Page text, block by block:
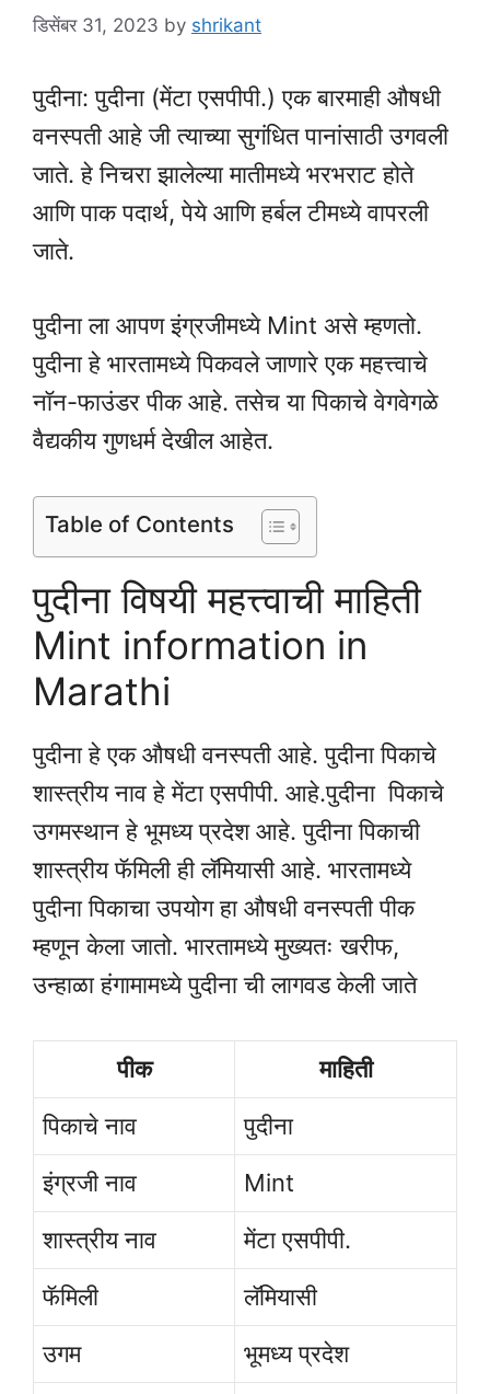
डिसेंबर 31, 2023 by shrikant
पुदीना: पुदीना (मेंटा एसपीपी.) एक बारमाही औषधी
वनस्पती आहे जी त्याच्या सुगंधित पानांसाठी उगवली
जाते. हे निचरा झालेल्या मातीमध्ये भरभराट होते
आणि पाक पदार्थ, पेये आणि हर्बल टीमध्ये वापरली
जाते.
पुदीना ला आपण इंग्रजीमध्ये Mint असे म्हणतो.
पुदीना हे भारतामध्ये पिकवले जाणारे एक महत्त्वाचे
नॉन-फाउंडर पीक आहे. तसेच या पिकाचे वेगवेगळे
वैद्यकीय गुणधर्म देखील आहेत.
Table of Contents
पुदीना विषयी महत्त्वाची माहिती
Mint information in
Marathi
पुदीना हे एक औषधी वनस्पती आहे. पुदीना पिकाचे
शास्त्रीय नाव हे मेंटा एसपीपी. आहे.पुदीना पिकाचे
उगमस्थान हे भूमध्य प्रदेश आहे. पुदीना पिकाची
शास्त्रीय फॅमिली ही लॅमियासी आहे. भारतामध्ये
पुदीना पिकाचा उपयोग हा औषधी वनस्पती पीक
म्हणून केला जातो. भारतामध्ये मुख्यतः खरीफ,
उन्हाळा हंगामामध्ये पुदीना ची लागवड केली जाते
पीक
माहिती
पिकाचे नाव
पुदीना
इंग्रजी नाव
Mint
शास्त्रीय नाव
मेंटा एसपीपी.
फॅमिली
लॅमियासी
उगम
भूमध्य प्रदेश